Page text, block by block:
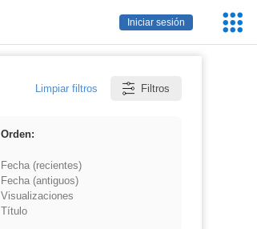
Iniciar sesión
Limpiar filtros Filtros
Orden:
Fecha (recientes)
Fecha (antiguos)
Visualizaciones
Título